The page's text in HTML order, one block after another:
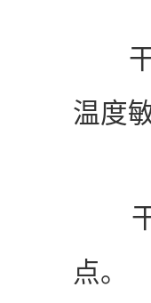
干
温度
干
点。